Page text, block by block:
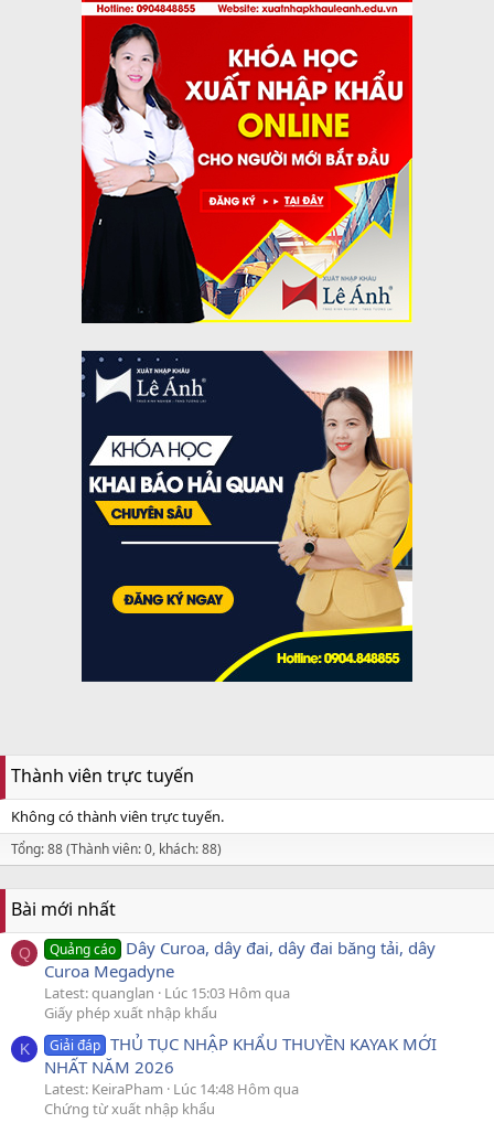
Thành viên trực tuyến
Không có thành viên trực tuyến.
Tổng: 88 (Thành viên: 0, khách: 88)
Bài mới nhất
Q Quảng cáo Dây Curoa, dây đai, dây đai băng tải, dây
Curoa Megadyne
Latest: quanglan
Lúc 15:03 Hôm qua
Giấy phép xuất nhập khẩu
K Giải đáp THỦ TỤC NHẬP KHẨU THUYỀN KAYAK MỚI
NHẤT NĂM 2026
Latest: KeiraPham
Lúc 14:48 Hôm qua
Chứng từ xuất nhập khẩu